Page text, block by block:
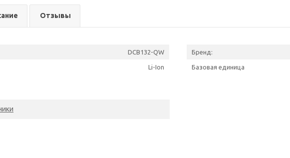
Отзывы
DCB132-QW
Li-Ion
Бренд:
Базовая единица